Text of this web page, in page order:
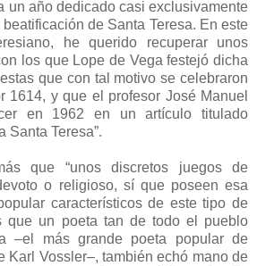
un año dedicado casi exclusivamente
de Santa Teresa. En este
he querido recuperar unos
los que Lope de Vega festejó dicha
que con tal motivo se celebraron
1614, y que el profesor José Manuel
en 1962 en un artículo titulado
Santa Teresa”.
que “unos discretos juegos de
o religioso, sí que poseen esa
característicos de este tipo de
que un poeta tan de todo el pueblo
–el más grande poeta popular de
Karl Vossler–, también echó mano de